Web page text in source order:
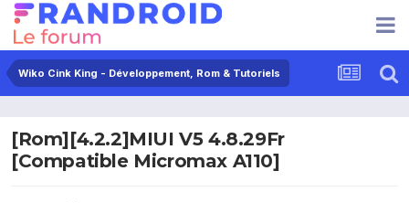
Wiko Cink King - Développement, Rom & Tutoriels
[Rom][4.2.2]MIUI V5 4.8.29Fr
[Compatible Micromax A110]